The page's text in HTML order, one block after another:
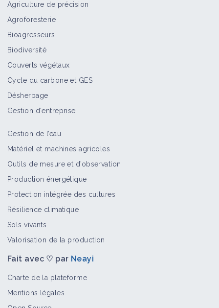
Agriculture de précision
Agroforesterie
Bioagresseurs
Biodiversité
Couverts végétaux
Cycle du carbone et GES
Désherbage
Gestion d'entreprise
Gestion de l’eau
Matériel et machines agricoles
Outils de mesure et d’observation
Production énergétique
Protection intégrée des cultures
Résilience climatique
Sols vivants
Valorisation de la production
Fait avec ♡ par Neayi
Charte de la plateforme
Mentions légales